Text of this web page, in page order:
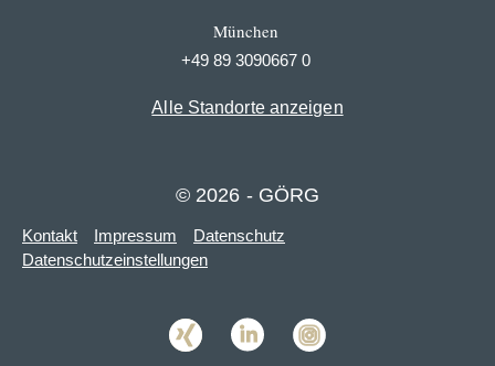
München
+49 89 3090667 0
Alle Standorte anzeigen
© 2026 - GÖRG
Kontakt Impressum
Datenschutz
Datenschutzeinstellungen